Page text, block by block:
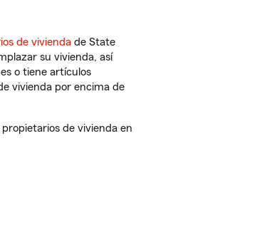
de vivienda de State
su vivienda, así
o tiene artículos
vivienda por encima de
de vivienda en